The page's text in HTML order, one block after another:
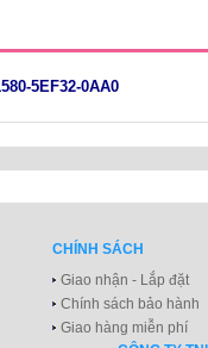
5EF32-0AA0
CHÍNH SÁCH
Giao nhận - Lắp đặt
Chính sách bảo hành
Giao hàng miễn phí